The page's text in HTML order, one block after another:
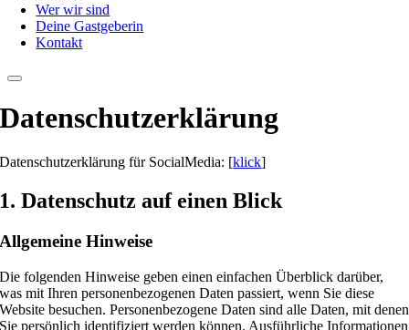
Wer wir sind
Deine Gastgeberin
Kontakt
Datenschutz­erklärung
Datenschutzerklärung für SocialMedia: [klick]
1. Datenschutz auf einen Blick
Allgemeine Hinweise
Die folgenden Hinweise geben einen einfachen Überblick darüber,
was mit Ihren personenbezogenen Daten passiert, wenn Sie diese
Website besuchen. Personenbezogene Daten sind alle Daten, mit denen
Sie persönlich identifiziert werden können. Ausführliche Informationen